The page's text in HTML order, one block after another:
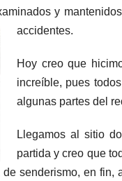
y
accidentes.
Hoy creo que
increíble, pues
algunas partes del
Llegamos al sitio
partida y creo que
senderismo, en